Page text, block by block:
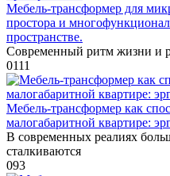
Мебель-трансформер для
простора и
пространстве.
Современный ритм жизни и
0111
Мебель-трансформер как
малогабаритной квартире:
В современных реалиях
сталкиваются
093